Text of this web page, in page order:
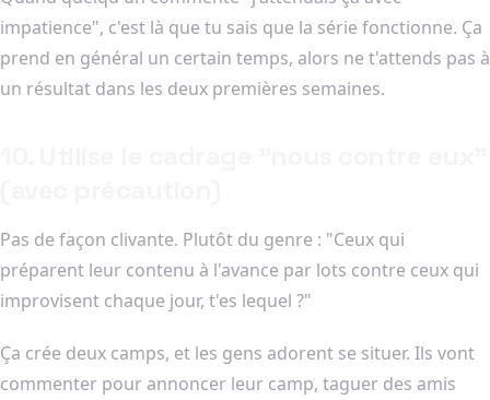
impatience", c'est là que tu sais que la série fonctionne. Ça
prend en général un certain temps, alors ne t'attends pas à
un résultat dans les deux premières semaines.
Pas de façon clivante. Plutôt du genre : "Ceux qui
préparent leur contenu à l'avance par lots contre ceux qui
improvisent chaque jour, t'es lequel ?"
Ça crée deux camps, et les gens adorent se situer. Ils vont
commenter pour annoncer leur camp, taguer des amis